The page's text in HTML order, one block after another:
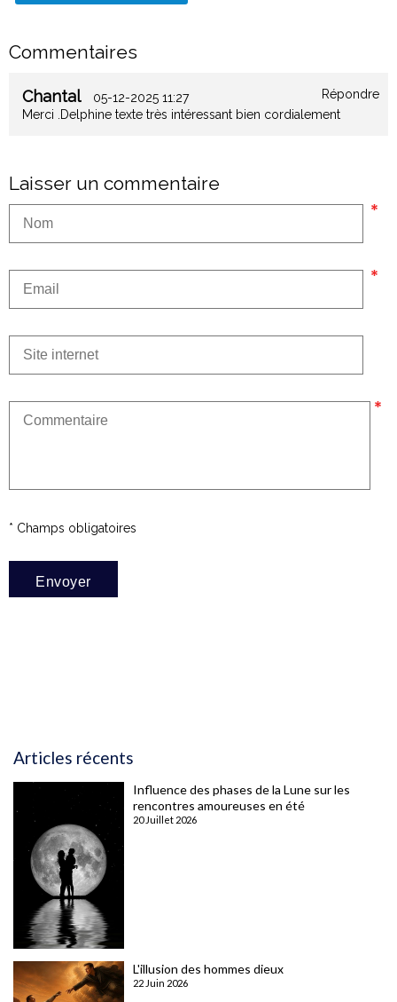
Commentaires
Chantal 05-12-2025 11:27
Répondre
Merci .Delphine texte très intéressant bien cordialement
Laisser un commentaire
* Champs obligatoires
Articles récents
Influence des phases de la Lune sur les
rencontres amoureuses en été
20 Juillet 2026
L'illusion des hommes dieux
22 Juin 2026